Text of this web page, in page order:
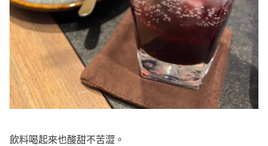
飲料喝起來也酸甜不苦澀。